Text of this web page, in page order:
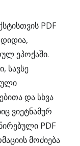
PDF
ეპოქაში.
სავსე
და სხვა
ვიეტნამურ
PDF
მოძიება